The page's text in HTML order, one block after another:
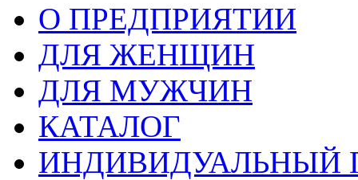
О ПРЕДПРИЯТИИ
ДЛЯ ЖЕНЩИН
ДЛЯ МУЖЧИН
КАТАЛОГ
ИНДИВИДУАЛЬНЫЙ